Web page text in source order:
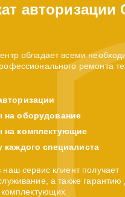
авторизации
обладает всеми
ремонта
на оборудование
на комплектующие
каждого специалиста
сервис клиент получает
а также гарантию